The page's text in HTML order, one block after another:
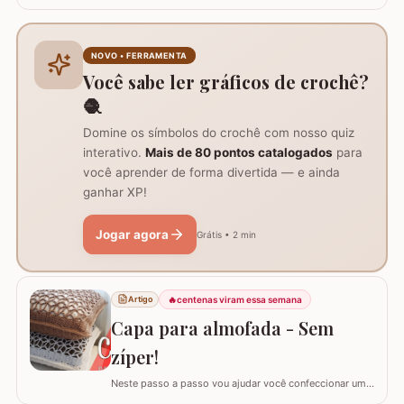
grupo Viciadas em crochê. Fiz o passo a passo com
algumas poucas diferenças e também para auxil
NOVO • FERRAMENTA
Você sabe ler gráficos de crochê?
🧶
Domine os símbolos do crochê com nosso quiz
interativo. Mais de 80 pontos catalogados para
você aprender de forma divertida — e ainda
ganhar XP!
Jogar agora Grátis • 2 min
Artigo 🔥centenas viram essa semana
Capa para almofada - Sem
zíper!
Neste passo a passo vou ajudar você confeccionar uma